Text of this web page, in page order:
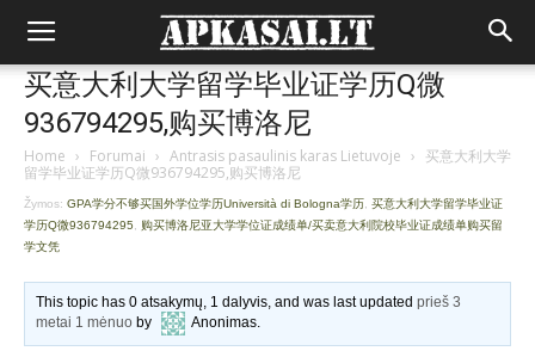
买意大利大学留学毕业证学历Q微
936794295,购买博洛尼
Home › Forumai › Antrasis pasaulinis karas Lietuvoje › 买意大利大学
留学毕业证学历Q微936794295,购买博洛尼
Žymos: GPA学分不够买国外学位学历Università di Bologna学历 买意大利大学留学毕业证
学历Q微936794295
购买博洛尼亚大学学位证成绩单/买卖意大利院校毕业证成绩单购买留
学文凭
This topic has 0 atsakymų, 1 dalyvis, and was last updatedprieš 3
metai 1 mėnuo by Anonimas.